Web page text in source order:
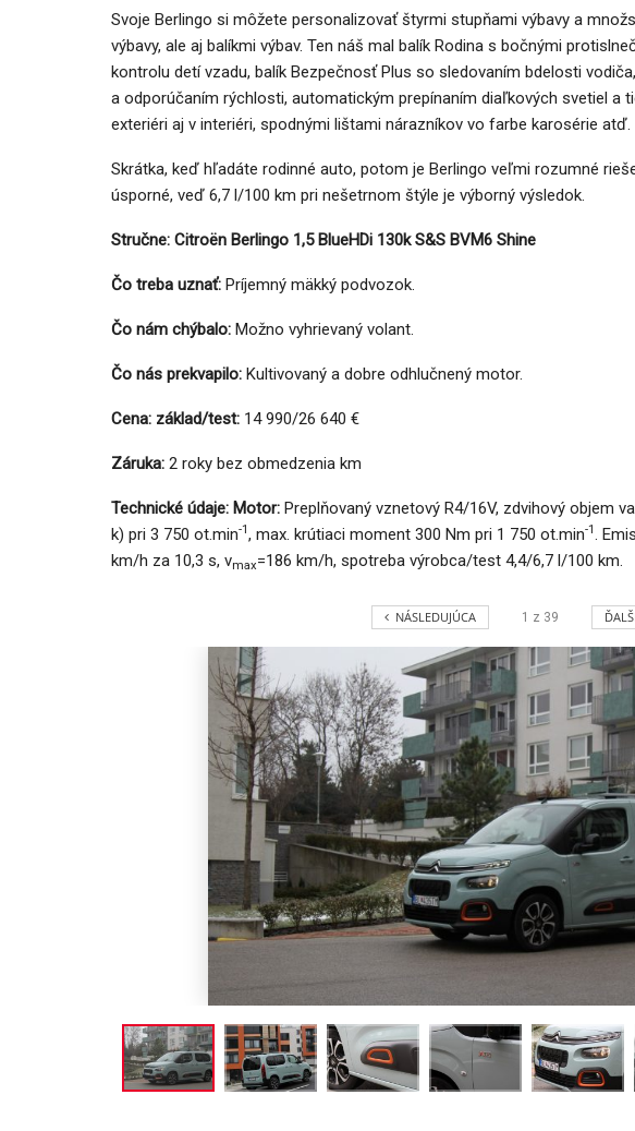
Svoje Berlingo si môžete personalizovať štyrmi stupňami výbavy a
výbavy, ale aj balíkmi výbav. Ten náš mal balík Rodina s bočnými
kontrolu detí vzadu, balík Bezpečnosť Plus so sledovaním bdelosti
a odporúčaním rýchlosti, automatickým prepínaním diaľkových svetiel a
exteriéri aj v interiéri, spodnými lištami nárazníkov vo farbe karosérie atď.
Skrátka, keď hľadáte rodinné auto, potom je Berlingo veľmi rozumné
úsporné, veď 6,7 l/100 km pri nešetrnom štýle je výborný výsledok.
Stručne: Citroën Berlingo 1,5 BlueHDi 130k S&S BVM6 Shine
Čo treba uznať: Príjemný mäkký podvozok.
Čo nám chýbalo: Možno vyhrievaný volant.
Čo nás prekvapilo: Kultivovaný a dobre odhlučnený motor.
Cena: základ/test: 14 990/26 640 €
Záruka: 2 roky bez obmedzenia km
Technické údaje: Motor: Preplňovaný vznetový R4/16V, zdvihový objem
k) pri 3 750 ot.min-1, max. krútiaci moment 300 Nm pri 1 750 ot.min-1.
km/h za 10,3 s, vmax=186 km/h, spotreba výrobca/test 4,4/6,7 l/100 km.
NÁSLEDUJÚCA 1 z 39